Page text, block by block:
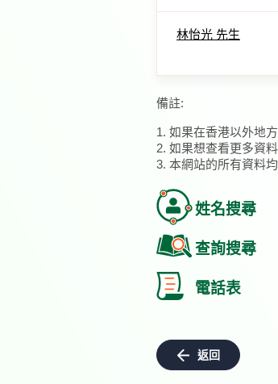
林怡光 先生
備註:
1. 如果在香港以外地
2. 如果想查看更多資
3. 本網站的所有資料
姓名搜尋
查詢搜尋
電話表
返回